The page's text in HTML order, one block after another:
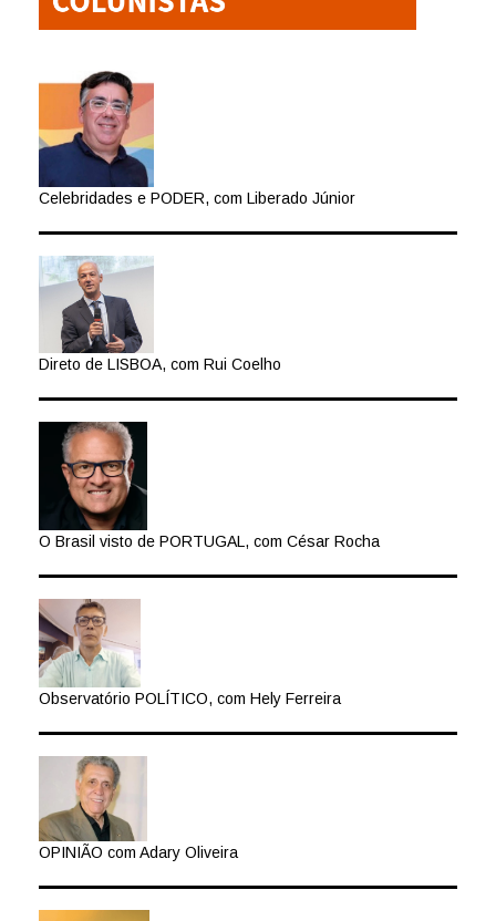
Celebridades e PODER, com Liberado Júnior
Direto de LISBOA, com Rui Coelho
O Brasil visto de PORTUGAL, com César Rocha
Observatório POLÍTICO, com Hely Ferreira
OPINIÃO com Adary Oliveira